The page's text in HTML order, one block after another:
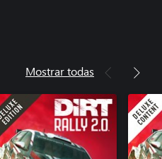
Mostrar todas